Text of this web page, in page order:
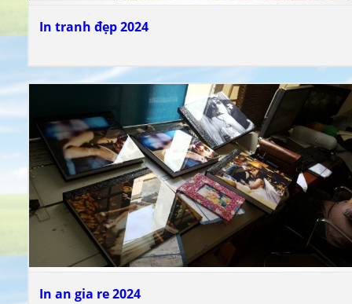
In tranh đẹp 2024
In an gia re 2024